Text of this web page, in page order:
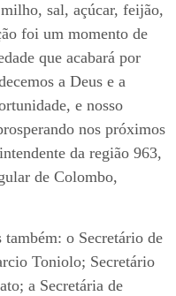
sal, açúcar, feijão,
foi um momento de
que acabará por
a Deus e a
e nosso
nos próximos
da região 963,
de Colombo,
também: o Secretário de
Toniolo; Secretário
a Secretária de